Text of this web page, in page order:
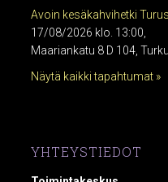
Avoin kesäkahvihetki
17/08/2026 klo. 13:00,
Maariankatu 8 D 104, Turku
Näytä kaikki tapahtumat »
YHTEYSTIEDOT